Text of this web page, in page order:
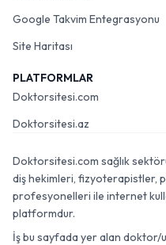
Google Takvim Entegrasyonu
Site Haritası
PLATFORMLAR
Doktorsitesi.com
Doktorsitesi.az
Doktorsitesi.com sağlık
diş hekimleri, fizyoterapistler,
profesyonelleri ile internet
platformdur.
İş bu sayfada yer alan doktor/